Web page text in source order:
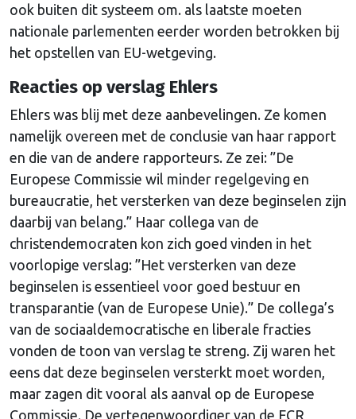
ook buiten dit systeem om. als laatste moeten
nationale parlementen eerder worden betrokken bij
het opstellen van EU-wetgeving.
Reacties op verslag Ehlers
Ehlers was blij met deze aanbevelingen. Ze komen
namelijk overeen met de conclusie van haar rapport
en die van de andere rapporteurs. Ze zei: ”De
Europese Commissie wil minder regelgeving en
bureaucratie, het versterken van deze beginselen zijn
daarbij van belang.” Haar collega van de
christendemocraten kon zich goed vinden in het
voorlopige verslag: ”Het versterken van deze
beginselen is essentieel voor goed bestuur en
transparantie (van de Europese Unie).” De collega’s
van de sociaaldemocratische en liberale fracties
vonden de toon van verslag te streng. Zij waren het
eens dat deze beginselen versterkt moet worden,
maar zagen dit vooral als aanval op de Europese
Commissie. De vertegenwoordiger van de ECR